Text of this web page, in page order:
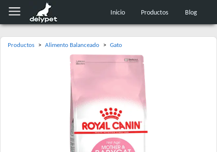
Inicio Productos Blog
Productos > Alimento Balanceado > Gato